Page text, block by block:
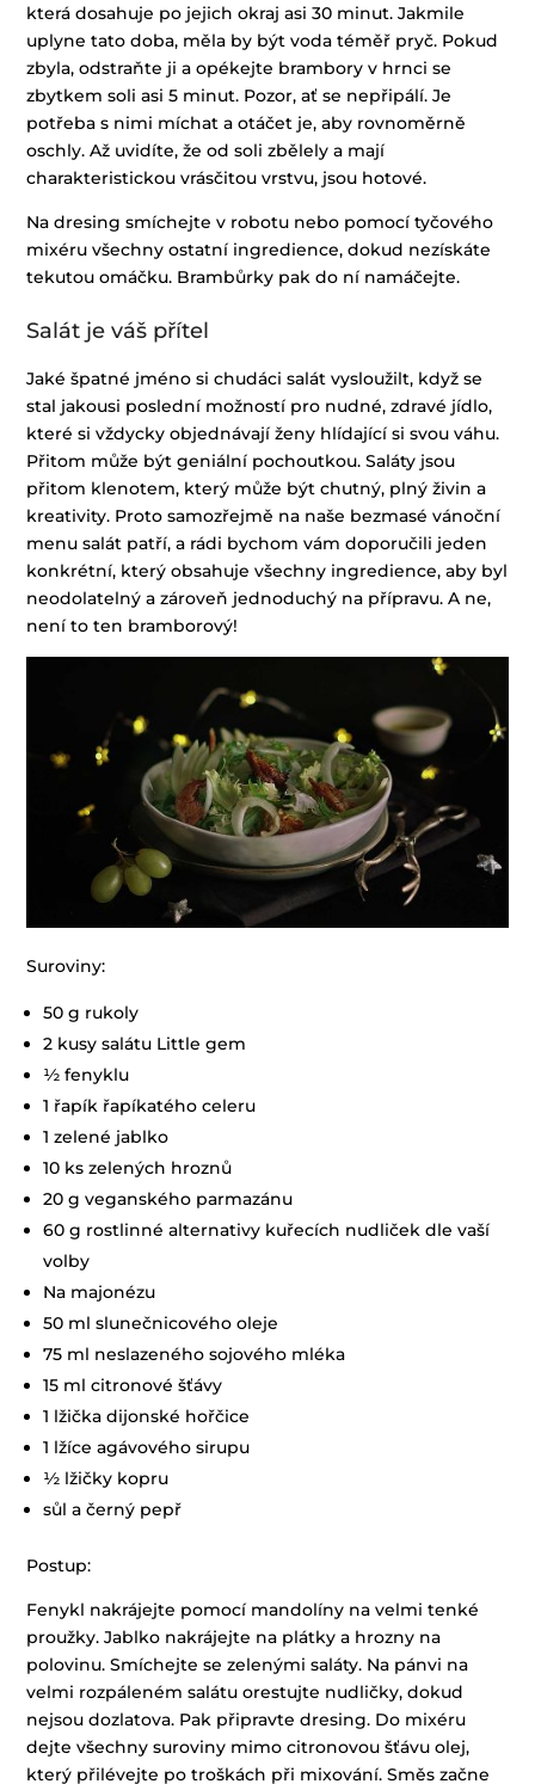
která dosahuje po jejich okraj asi 30 minut. Jakmile
uplyne tato doba, měla by být voda téměř pryč. Pokud
zbyla, odstraňte ji a opékejte brambory v hrnci se
zbytkem soli asi 5 minut. Pozor, ať se nepřipálí. Je
potřeba s nimi míchat a otáčet je, aby rovnoměrně
oschly. Až uvidíte, že od soli zbělely a mají
charakteristickou vrásčitou vrstvu, jsou hotové.
Na dresing smíchejte v robotu nebo pomocí tyčového
mixéru všechny ostatní ingredience, dokud nezískáte
tekutou omáčku. Brambůrky pak do ní namáčejte.
Salát je váš přítel
Jaké špatné jméno si chudáci salát vysloužilt, když se
stal jakousi poslední možností pro nudné, zdravé jídlo,
které si vždycky objednávají ženy hlídající si svou váhu.
Přitom může být geniální pochoutkou. Saláty jsou
přitom klenotem, který může být chutný, plný živin a
kreativity. Proto samozřejmě na naše bezmasé vánoční
menu salát patří, a rádi bychom vám doporučili jeden
konkrétní, který obsahuje všechny ingredience, aby byl
neodolatelný a zároveň jednoduchý na přípravu. A ne,
není to ten bramborový!
Suroviny:
50 g rukoly
2 kusy salátu Little gem
½ fenyklu
1 řapík řapíkatého celeru
1 zelené jablko
10 ks zelených hroznů
20 g veganského parmazánu
60 g rostlinné alternativy kuřecích nudliček dle vaší
volby
Na majonézu
50 ml slunečnicového oleje
75 ml neslazeného sojového mléka
15 ml citronové šťávy
1 lžička dijonské hořčice
1 lžíce agávového sirupu
½ lžičky kopru
sůl a černý pepř
Postup:
Fenykl nakrájejte pomocí mandolíny na velmi tenké
proužky. Jablko nakrájejte na plátky a hrozny na
polovinu. Smíchejte se zelenými saláty. Na pánvi na
velmi rozpáleném salátu orestujte nudličky, dokud
nejsou dozlatova. Pak připravte dresing. Do mixéru
dejte všechny suroviny mimo citronovou šťávu olej,
který přilévejte po troškách při mixování. Směs začne